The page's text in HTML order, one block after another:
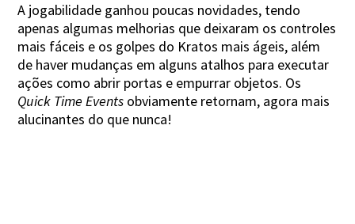
A jogabilidade ganhou poucas novidades, tendo
apenas algumas melhorias que deixaram os controles
mais fáceis e os golpes do Kratos mais ágeis, além
de haver mudanças em alguns atalhos para executar
ações como abrir portas e empurrar objetos. Os
Quick Time Events obviamente retornam, agora mais
alucinantes do que nunca!